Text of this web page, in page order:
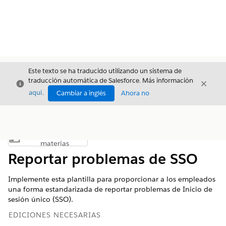
Cerrar
Este texto se ha traducido utilizando un sistema de
traducción automática de Salesforce. Más información
aquí. Cambiar a inglés Ahora no
Cerrar
Mostrar índice de materias
materias
Reportar problemas de SSO
Implemente esta plantilla para proporcionar a los empleados
una forma estandarizada de reportar problemas de Inicio de
sesión único (SSO).
EDICIONES NECESARIAS